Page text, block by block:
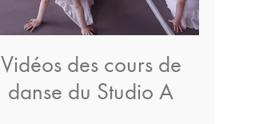
Vidéos des cours de
danse du Studio A